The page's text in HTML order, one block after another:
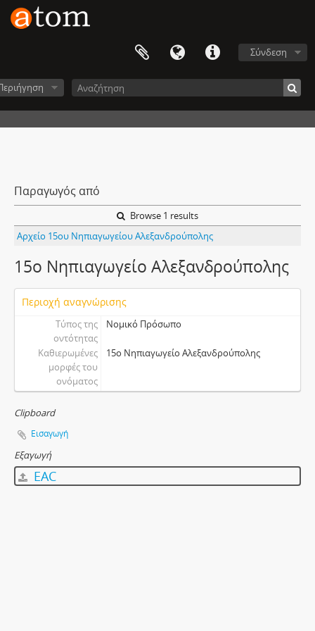
Σύνδεση
Παραγωγός από
Browse 1 results
Αρχείο 15ου Νηπιαγωγείου Αλεξανδρούπολης
15ο Νηπιαγωγείο Αλεξανδρούπολης
Περιοχή αναγνώρισης
Τύπος της
οντότητας
Νομικό Πρόσωπο
Καθιερωμένες
μορφές του
ονόματος
15ο Νηπιαγωγείο Αλεξανδρούπολης
Clipboard
Εισαγωγή
Εξαγωγή
EAC